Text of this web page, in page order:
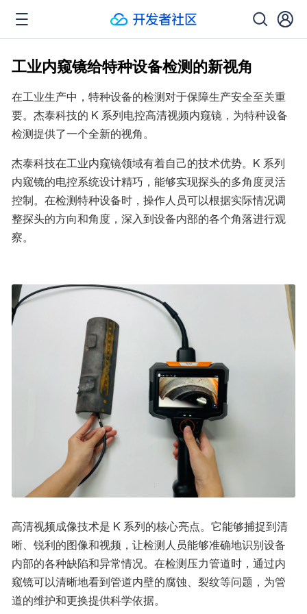
工业内窥镜给特种设备检测的新视角
在工业生产中，特种设备的检测对于保障生产安全至关重
要。杰泰科技的 K 系列电控高清视频内窥镜，为特种设备
检测提供了一个全新的视角。
杰泰科技在工业内窥镜领域有着自己的技术优势。K 系列
内窥镜的电控系统设计精巧，能够实现探头的多角度灵活
控制。在检测特种设备时，操作人员可以根据实际情况调
整探头的方向和角度，深入到设备内部的各个角落进行观
察。
高清视频成像技术是 K 系列的核心亮点。它能够捕捉到清
晰、锐利的图像和视频，让检测人员能够准确地识别设备
内部的各种缺陷和异常情况。在检测压力管道时，通过内
窥镜可以清晰地看到管道内壁的腐蚀、裂纹等问题，为管
道的维护和更换提供科学依据。